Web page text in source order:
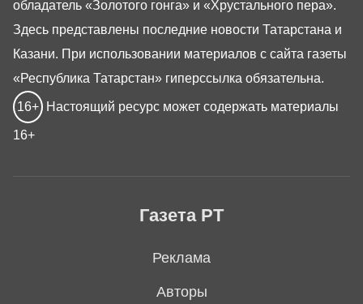
Газета РТ
Реклама
Авторы
обладатель «Золотого гонга» и «Хрустального пера».
Здесь представлены последние новости Татарстана и
Казани. При использовании материалов с сайта газеты
«Республика Татарстан» гиперссылка обязательна.
16+ Настоящий ресурс может содержать материалы
16+